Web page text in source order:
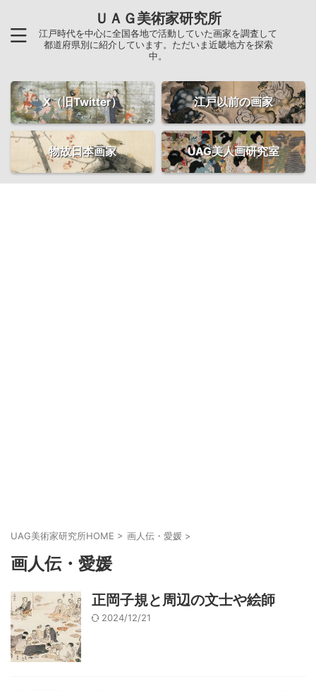
ＵＡＧ美術家研究所
江戸時代を中心に全国各地で活動していた画家を調査して
都道府県別に紹介しています。ただいま近畿地方を探索
中。
X（旧Twitter） 江戸以前の画家
物故日本画家 UAG美人画研究室
UAG美術家研究所HOME > 画人伝・愛媛 >
画人伝・愛媛
正岡子規と周辺の文士や絵師
2024/12/21